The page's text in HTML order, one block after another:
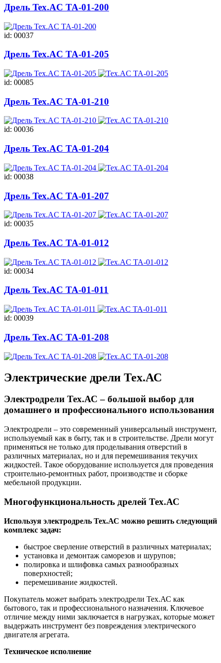
Дрель Tex.AC ТА-01-200
id: 00037
Дрель Tex.AC ТА-01-205
id: 00085
Дрель Tex.AC ТА-01-210
id: 00036
Дрель Tex.AC ТА-01-204
id: 00038
Дрель Tex.AC ТА-01-207
id: 00035
Дрель Tex.AC ТА-01-012
id: 00034
Дрель Tex.AC ТА-01-011
id: 00039
Дрель Tex.AC ТА-01-208
Электрические дрели Тех.АС
Электродрели Тех.АС – большой выбор для
домашнего и профессионального использования
Электродрели – это современный универсальный инструмент,
используемый как в быту, так и в строительстве. Дрели могут
применяться не только для проделывания отверстий в
различных материалах, но и для перемешивания текучих
жидкостей. Такое оборудование используется для проведения
строительно-ремонтных работ, производстве и сборке
мебельной продукции.
Многофункциональность дрелей Тех.АС
Используя электродрель Тех.АС можно решить следующий
комплекс задач:
быстрое сверление отверстий в различных материалах;
установка и демонтаж саморезов и шурупов;
полировка и шлифовка самых разнообразных
поверхностей;
перемешивание жидкостей.
Покупатель может выбрать электродрели Тех.АС как
бытового, так и профессионального назначения. Ключевое
отличие между ними заключается в нагрузках, которые может
выдержать инструмент без повреждения электрического
двигателя агрегата.
Техническое исполнение